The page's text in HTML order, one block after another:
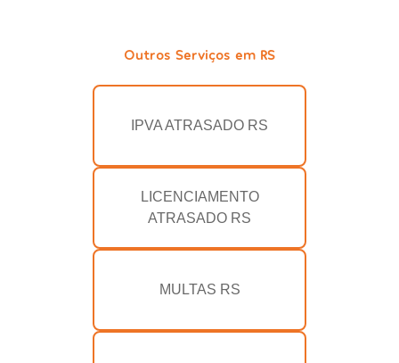
Outros Serviços em RS
IPVA ATRASADO RS
LICENCIAMENTO
ATRASADO RS
MULTAS RS